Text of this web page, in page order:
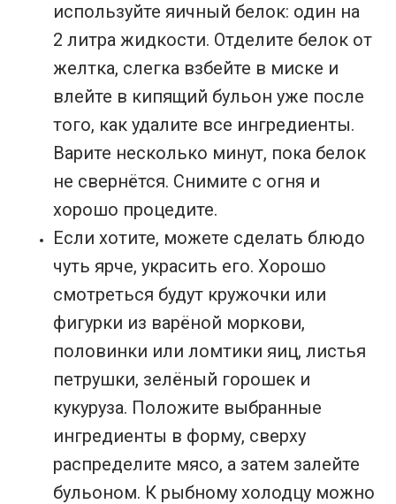
используйте яичный белок: один на
2 литра жидкости. Отделите белок от
желтка, слегка взбейте в миске и
влейте в кипящий бульон уже после
того, как удалите все ингредиенты.
Варите несколько минут, пока белок
не свернётся. Снимите с огня и
хорошо процедите.
Если хотите, можете сделать блюдо
чуть ярче, украсить его. Хорошо
смотреться будут кружочки или
фигурки из варёной моркови,
половинки или ломтики яиц, листья
петрушки, зелёный горошек и
кукуруза. Положите выбранные
ингредиенты в форму, сверху
распределите мясо, а затем залейте
бульоном. К рыбному холодцу можно